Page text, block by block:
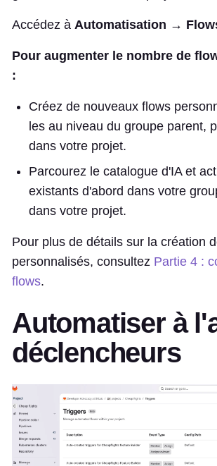
Accédez à Automatisation →
Pour augmenter le nombre de
:
Créez de nouveaux flows
les au niveau du groupe parent,
dans votre projet.
Parcourez le catalogue d'IA et
existants d'abord dans votre
dans votre projet.
Pour plus de détails sur la création
personnalisés, consultez Partie 4 :
flows.
Automatiser à
déclencheurs